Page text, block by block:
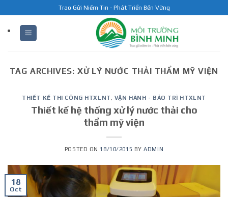
to
content
Trao Gửi Niềm Tin - Phát Triển Bền Vững
TAG ARCHIVES: XỬ LÝ NƯỚC THẢI THẨM MỸ VIỆN
THIẾT KẾ THI CÔNG HTXLNT, VẬN HÀNH - BẢO TRÌ HTXLNT
Thiết kế hệ thống xử lý nước thải cho
thẩm mỹ viện
POSTED ON 18/10/2015 BYADMIN
18
Oct